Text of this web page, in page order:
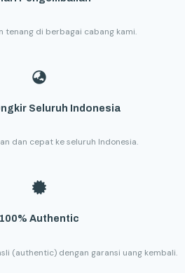
tenang di berbagai cabang kami.
Seluruh Indonesia
dan cepat ke seluruh Indonesia.
100% Authentic
(authentic) dengan garansi uang kembali.